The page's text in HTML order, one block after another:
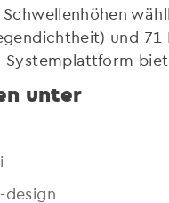
und 71
Systemplattform
unter